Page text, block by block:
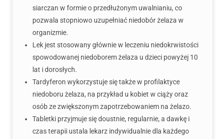
siarczan w formie o przedłużonym uwalnianiu, co
pozwala stopniowo uzupełniać niedobór żelaza w
organizmie.
Lek jest stosowany głównie w leczeniu niedokrwistości
spowodowanej niedoborem żelaza u dzieci powyżej 10
lat i dorosłych.
Tardyferon wykorzystuje się także w profilaktyce
niedoboru żelaza, na przykład u kobiet w ciąży oraz
osób ze zwiększonym zapotrzebowaniem na żelazo.
Tabletki przyjmuje się doustnie, regularnie, a dawkę i
czas terapii ustala lekarz indywidualnie dla każdego